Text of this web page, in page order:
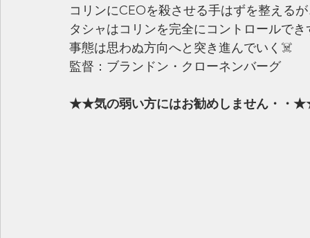
コリンにCEOを殺させる手はずを整える
タシャはコリンを完全にコントロールでき
事態は思わぬ方向へと突き進んでいく☠️
監督：ブランドン・クローネンバーグ
★★気の弱い方にはお勧めしません・・